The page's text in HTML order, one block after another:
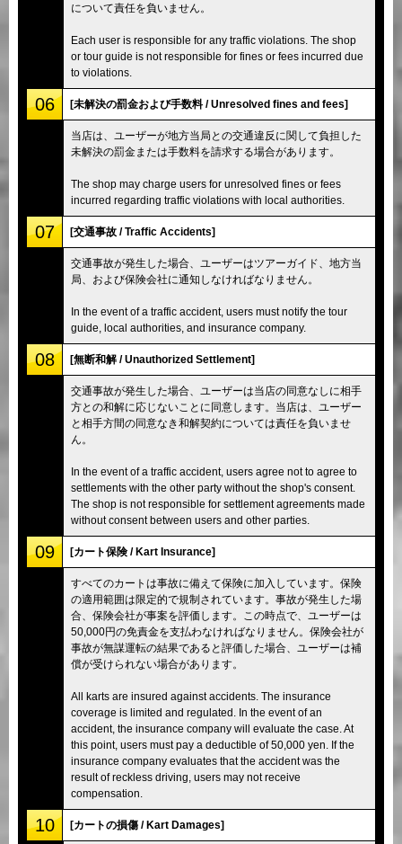
について責任を負いません。
Each user is responsible for any traffic violations. The shop
or tour guide is not responsible for fines or fees incurred due
to violations.
06 [未解決の罰金および手数料 / Unresolved fines and fees]
当店は、ユーザーが地方当局との交通違反に関して負担した
未解決の罰金または手数料を請求する場合があります。
The shop may charge users for unresolved fines or fees
incurred regarding traffic violations with local authorities.
07 [交通事故 / Traffic Accidents]
交通事故が発生した場合、ユーザーはツアーガイド、地方当
局、および保険会社に通知しなければなりません。
In the event of a traffic accident, users must notify the tour
guide, local authorities, and insurance company.
08 [無断和解 / Unauthorized Settlement]
交通事故が発生した場合、ユーザーは当店の同意なしに相手
方との和解に応じないことに同意します。当店は、ユーザー
と相手方間の同意なき和解契約については責任を負いませ
ん。
In the event of a traffic accident, users agree not to agree to
settlements with the other party without the shop's consent.
The shop is not responsible for settlement agreements made
without consent between users and other parties.
09 [カート保険 / Kart Insurance]
すべてのカートは事故に備えて保険に加入しています。保険
の適用範囲は限定的で規制されています。事故が発生した場
合、保険会社が事案を評価します。この時点で、ユーザーは
50,000円の免責金を支払わなければなりません。保険会社が
事故が無謀運転の結果であると評価した場合、ユーザーは補
償が受けられない場合があります。
All karts are insured against accidents. The insurance
coverage is limited and regulated. In the event of an
accident, the insurance company will evaluate the case. At
this point, users must pay a deductible of 50,000 yen. If the
insurance company evaluates that the accident was the
result of reckless driving, users may not receive
compensation.
10 [カートの損傷 / Kart Damages]